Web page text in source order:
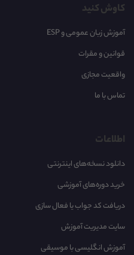
کاوش کنید
آموزش زبان عمومی و ESP
قوانین و مقرات
واقعیت مجازی
تماس با ما
اطلاعات
دانلود نسخه‌های اینترنتی
خرید دوره‌های آموزشی
دریافت کد جواب یا فعال سازی
سایت مدیریت آموزش
آموزش انگلیسی با موسیقی‌